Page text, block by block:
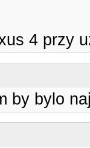
4 przy
by bylo